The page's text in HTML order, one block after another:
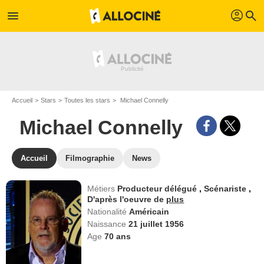
menu profil search
Accueil Stars Toutes les stars Michael Connelly
Michael Connelly
Accueil Filmographie News
Métiers Producteur délégué ,Scénariste ,
D'après l'oeuvre de plus
NationalitéAméricain
Naissance21 juillet 1956
Age70 ans